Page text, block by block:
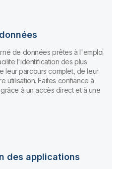
de données prêtes à l'emploi
l'identification des plus
leur parcours complet, de leur
utilisation. Faites confiance à
à un accès direct et à une
des applications